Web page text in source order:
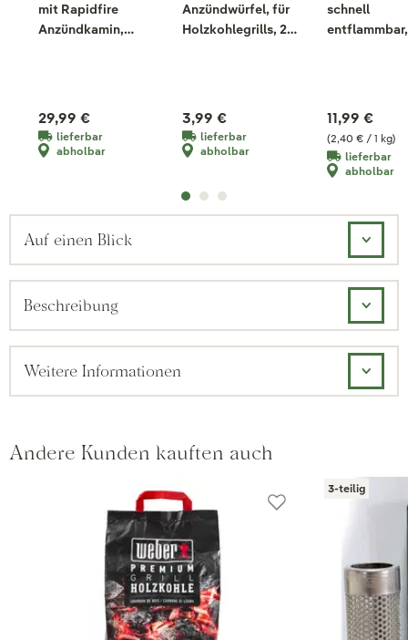
mit Rapidfire
Anzündkamin,
29,99 €
lieferbar
abholbar
Anzündwürfel, für
Holzkohlegrills, 22
3,99 €
lieferbar
abholbar
schnell
(2,40 € / 1 kg)
11,99 €
lieferbar
abholbar
Auf einen Blick
Beschreibung
Weitere Informationen
Andere Kunden kauften auch
3-teilig